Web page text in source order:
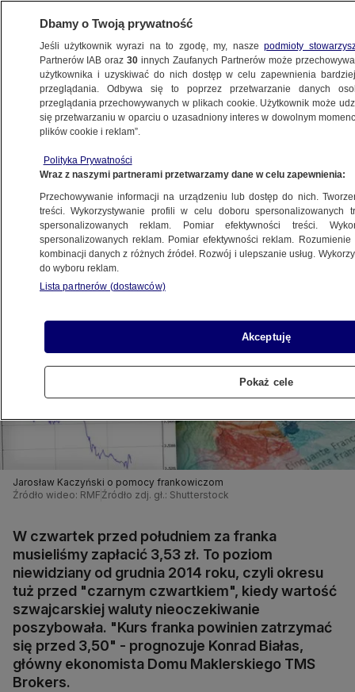
BIZNES
RYNKI
Kredytobiorcy zacierają ręce
4.01.2018, 12:09
Udostępnij
Jarosław Kaczyński o pomocy frankowiczom
Źródło wideo: RMF Źródło zdj. gł.: Shutterstock
W czwartek przed południem za franka
musieliśmy zapłacić 3,53 zł. To poziom
niewidziany od grudnia 2014 roku, czyli okresu
tuż przed "czarnym czwartkiem", kiedy wartość
szwajcarskiej waluty nieoczekiwanie
poszybowała. "Kurs franka powinien zatrzymać
się przed 3,50" - prognozuje Konrad Białas,
główny ekonomista Domu Maklerskiego TMS
Brokers.
Dbamy o Twoją prywatność
Jeśli użytkownik wyrazi na to zgodę, my, naszepodmioty
Partnerów IAB oraz30 innych Zaufanych Partnerów może
użytkownika i uzyskiwać do nich dostęp w celu zapewnienia
przeglądania. Odbywa się to poprzez przetwarzanie danych
przeglądania przechowywanych w plikach cookie. Użytkownik może
się przetwarzaniu w oparciu o uzasadniony interes w dowolnym
plików cookie i reklam”.
Polityka Prywatności
Wraz z naszymi partnerami przetwarzamy dane w celu zapewnienia:
Przechowywanie informacji na urządzeniu lub dostęp do nich.
treści. Wykorzystywanie profili w celu doboru spersonalizowanych
spersonalizowanych reklam. Pomiar efektywności treści.
spersonalizowanych reklam. Pomiar efektywności reklam.
kombinacji danych z różnych źródeł. Rozwój i ulepszanie usług.
do wyboru reklam.
Lista partnerów (dostawców)
Akceptuję
Pokaż cele